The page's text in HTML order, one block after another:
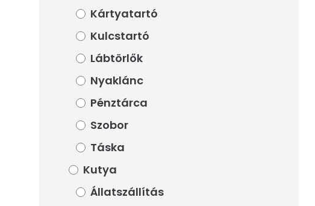
Kártyatartó
Kulcstartó
Lábtörlők
Nyaklánc
Pénztárca
Szobor
Táska
Kutya
Állatszállítás
Kártyatartó
Kulcstartó
Lábtörlők
Nyaklánc
Pénztárca
Szobor
Táska
Kutya
Állatszállítás